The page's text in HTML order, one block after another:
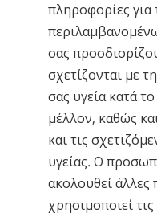
πληροφορίες για
σας
σχετίζονται με
σας υγεία κατά
μέλλον, καθώς
και τις
υγείας. Ο
ακολουθεί άλλες
χρησιμοποιεί